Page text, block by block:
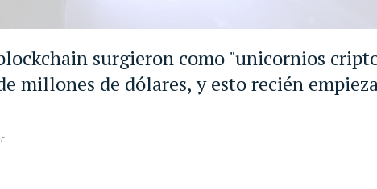
surgieron como "unicornios
millones de dólares, y esto recién